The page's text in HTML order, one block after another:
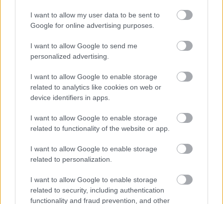
I want to allow my user data to be sent to
Google for online advertising purposes.
I want to allow Google to send me
personalized advertising.
I want to allow Google to enable storage
related to analytics like cookies on web or
device identifiers in apps.
I want to allow Google to enable storage
related to functionality of the website or app.
I want to allow Google to enable storage
related to personalization.
I want to allow Google to enable storage
related to security, including authentication
functionality and fraud prevention, and other
Színház Vígjáték Dráma Ügyelő
SZERETŐBŐL EGY IS SOK - BRIT VÍGJÁTÉK A
RÓZSAKERTBEN!